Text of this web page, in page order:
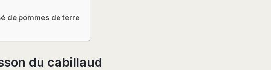
de pommes de terre
du cabillaud